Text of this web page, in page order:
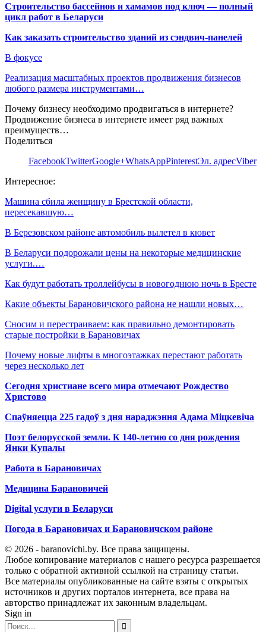
Строительство бассейнов и хамамов под ключ — полный
цикл работ в Беларуси
Как заказать строительство зданий из сэндвич-панелей
В фокусе
Реализация масштабных проектов продвижения бизнесов
любого размера инструментами…
Почему бизнесу необходимо продвигаться в интернете?
Продвижение бизнеса в интернете имеет ряд важных
преимуществ…
Поделиться
FacebookTwitterGoogle+WhatsAppPinterestЭл. адресViber
Интересное:
Машина сбила женщину в Брестской области,
пересекавшую…
В Березовском районе автомобиль вылетел в кювет
В Беларуси подорожали цены на некоторые медицинские
услуги.…
Как будут работать троллейбусы в новогоднюю ночь в Бресте
Какие объекты Барановичского района не нашли новых…
Сносим и перестраиваем: как правильно демонтировать
старые постройки в Барановичах
Почему новые лифты в многоэтажках перестают работать
через несколько лет
Сегодня христиане всего мира отмечают Рождество
Христово
Спаўняецца 225 гадоў з дня нараджэння Адама Міцкевіча
Поэт белорусской земли. К 140-летию со дня рождения
Янки Купалы
Работа в Барановичах
Медицина Барановичей
Digital услуги в Беларуси
Погода в Барановичах и Барановичском районе
© 2026 - baranovichi.by. Все права защищены.
Любое копирование материалов с нашего ресурса разрешается
только с обратной активной ссылкой на страницу статьи.
Все материалы опубликованные на сайте взяты с открытых
источников и других порталов интернета, все права на
авторство принадлежат их законным владельцам.
Sign in